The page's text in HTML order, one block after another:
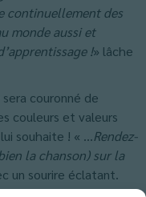
continuellement des
monde aussi et
!» lâche
couronné de
couleurs et valeurs
souhaite ! « …Rendez-
la chanson) sur la
un sourire éclatant.